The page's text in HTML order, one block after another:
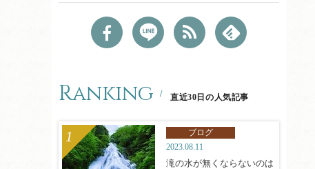
Ranking 直近30日の人気記事
ブログ
2023.08.11
滝の水が無くならないのは